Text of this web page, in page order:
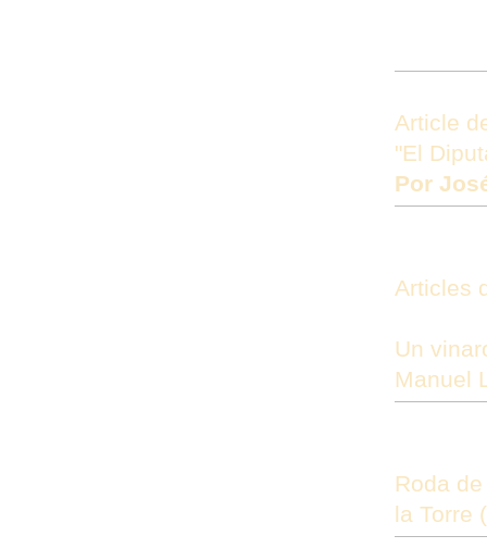
Article
"El
Por
Articles
Un
Manuel
Roda
la Torre